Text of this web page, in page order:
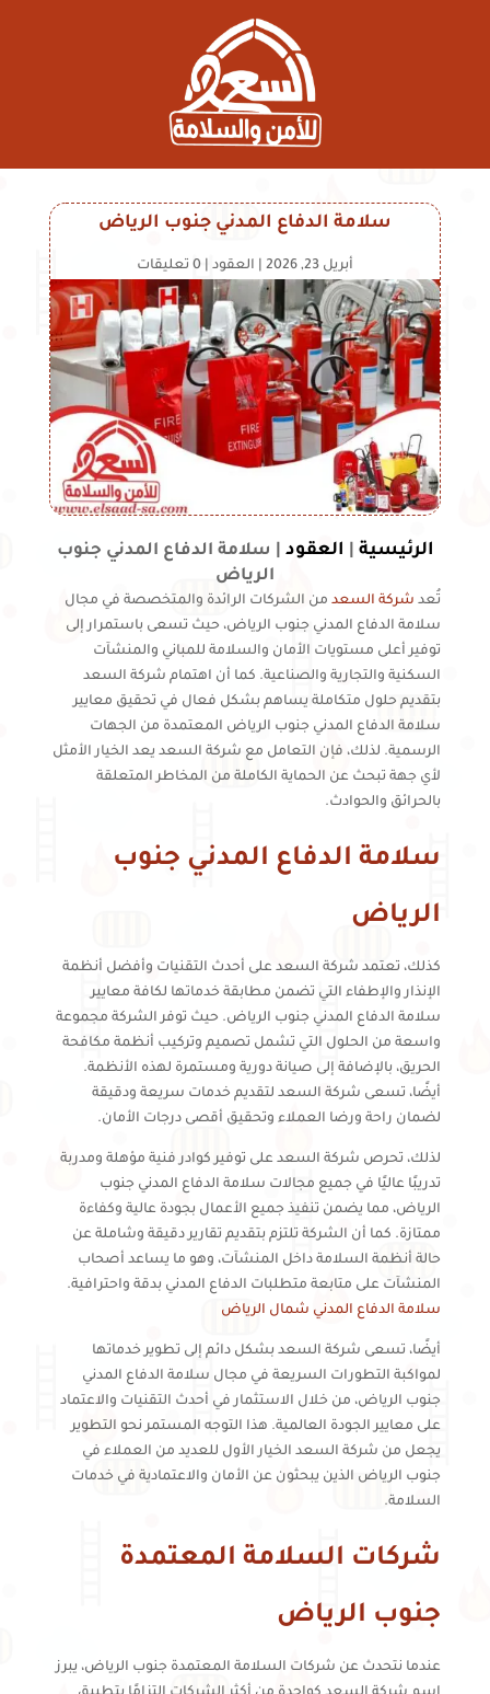
سلامة الدفاع المدني جنوب الرياض
أبريل 23, 2026 العقود 0 تعليقات
الرئيسية العقود
سلامة الدفاع المدني جنوب
الرياض
تُعد شركة السعدمن الشركات الرائدة والمتخصصة في مجال
سلامة الدفاع المدني جنوب الرياض، حيث تسعى باستمرار إلى
توفير أعلى مستويات الأمان والسلامة للمباني والمنشآت
السكنية والتجارية والصناعية. كما أن اهتمام شركة السعد
بتقديم حلول متكاملة يساهم بشكل فعال في تحقيق معايير
سلامة الدفاع المدني جنوب الرياض المعتمدة من الجهات
الرسمية. لذلك، فإن التعامل مع شركة السعد يعد الخيار الأمثل
لأي جهة تبحث عن الحماية الكاملة من المخاطر المتعلقة
بالحرائق والحوادث.
سلامة الدفاع المدني جنوب
الرياض
كذلك، تعتمد شركة السعد على أحدث التقنيات وأفضل أنظمة
الإنذار والإطفاء التي تضمن مطابقة خدماتها لكافة معايير
سلامة الدفاع المدني جنوب الرياض. حيث توفر الشركة مجموعة
واسعة من الحلول التي تشمل تصميم وتركيب أنظمة مكافحة
الحريق، بالإضافة إلى صيانة دورية ومستمرة لهذه الأنظمة.
أيضًا، تسعى شركة السعد لتقديم خدمات سريعة ودقيقة
لضمان راحة ورضا العملاء وتحقيق أقصى درجات الأمان.
لذلك، تحرص شركة السعد على توفير كوادر فنية مؤهلة ومدربة
تدريبًا عاليًا في جميع مجالات سلامة الدفاع المدني جنوب
الرياض، مما يضمن تنفيذ جميع الأعمال بجودة عالية وكفاءة
ممتازة. كما أن الشركة تلتزم بتقديم تقارير دقيقة وشاملة عن
حالة أنظمة السلامة داخل المنشآت، وهو ما يساعد أصحاب
المنشآت على متابعة متطلبات الدفاع المدني بدقة واحترافية.
سلامة الدفاع المدني شمال الرياض
أيضًا، تسعى شركة السعد بشكل دائم إلى تطوير خدماتها
لمواكبة التطورات السريعة في مجال سلامة الدفاع المدني
جنوب الرياض، من خلال الاستثمار في أحدث التقنيات والاعتماد
على معايير الجودة العالمية. هذا التوجه المستمر نحو التطوير
يجعل من شركة السعد الخيار الأول للعديد من العملاء في
جنوب الرياض الذين يبحثون عن الأمان والاعتمادية في خدمات
السلامة.
شركات السلامة المعتمدة
جنوب الرياض
عندما نتحدث عن شركات السلامة المعتمدة جنوب الرياض، يبرز